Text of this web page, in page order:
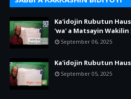
Ka'idojin Rubutun
'wa' a Matsayin Wakilin
September 06, 2025
Ka'idojin Rubutun
September 05, 2025